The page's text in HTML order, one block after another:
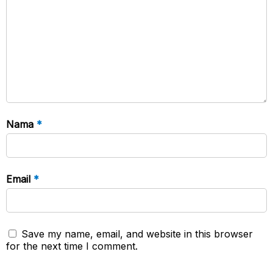
Nama *
Email *
Save my name, email, and website in this browser
for the next time I comment.